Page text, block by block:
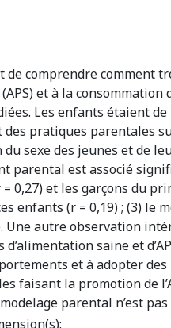
de comprendre
et à la
Les enfants étaient
pratiques parentales
sexe des jeunes et de
parental est associé
0,27) et les garçons du
enfants (r = 0,19) ; (3) le
Une autre observation
saine et
et à adopter
faisant la promotion de
parental n’est